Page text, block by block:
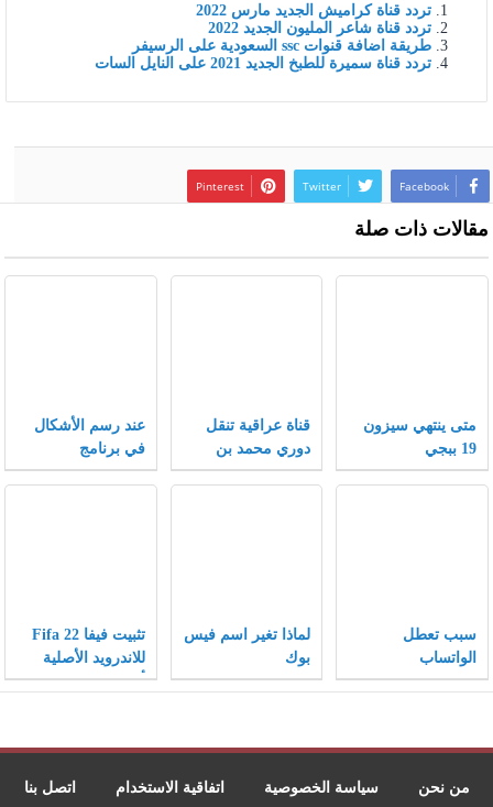
تردد قناة كراميش الجديد مارس 2022
تردد قناة شاعر المليون الجديد 2022
طريقة اضافة قنوات ssc السعودية على الرسيفر
تردد قناة سميرة للطبخ الجديد 2021 على النايل السات
Facebook
Twitter
Pinterest
مقالات ذات صلة
متى ينتهي سيزون
19 ببجي
قناة عراقية تنقل
دوري محمد بن
سلمان 2021
عند رسم الأشكال
في برنامج
الإنكسكيب يمكن
سبب تعطل
الواتساب
والانستقرام والفيس
لماذا تغير اسم فيس
بوك
تثبيت فيفا Fifa 22
للاندرويد الأصلية
أخر إصدار
من نحن سياسة الخصوصية اتفاقية الاستخدام اتصل بنا